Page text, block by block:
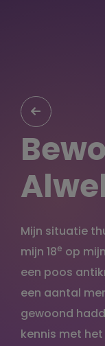
Mijn situatie
mijn 18e op
een poos
een aantal
gewoond
kennis met